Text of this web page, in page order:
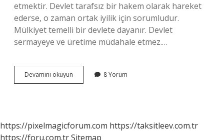
etmektir. Devlet tarafsız bir hakem olarak hareket
ederse, o zaman ortak iyilik için sorumludur.
Mülkiyet temelli bir devlete dayanır. Devlet
sermayeye ve üretime müdahale etmez.…
Devamını okuyun Plüralist
Varlık
8 Yorum
https://pixelmagicforum.com https://taksitleev.com.tr
https://foru.com.trSitemap